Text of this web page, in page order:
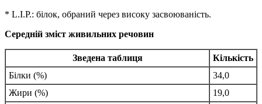
* L.I.P.: білок, обраний через високу засвоюваність.
Середній зміст живильних речовин
Зведена таблиця
Кількість
Білки (%)
34,0
Жири (%)
19,0